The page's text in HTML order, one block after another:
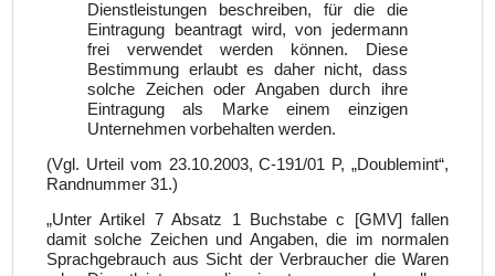
Dienstleistungen beschreiben, für die die
Eintragung beantragt wird, von jedermann
frei verwendet werden können. Diese
Bestimmung erlaubt es daher nicht, dass
solche Zeichen oder Angaben durch ihre
Eintragung als Marke einem einzigen
Unternehmen vorbehalten werden.
(Vgl. Urteil vom 23.10.2003, C‑191/01 P, „Doublemint“,
Randnummer 31.)
„Unter Artikel 7 Absatz 1 Buchstabe c [GMV] fallen
damit solche Zeichen und Angaben, die im normalen
Sprachgebrauch aus Sicht der Verbraucher die Waren